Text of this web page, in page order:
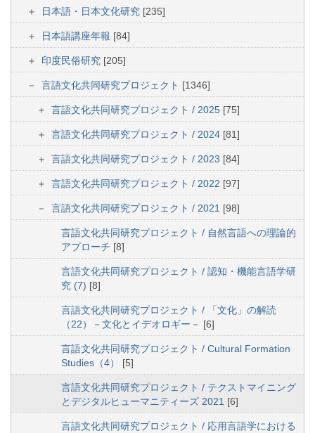
日本語・日本文化研究 [235]
日本語講座年報 [84]
印度民俗研究 [205]
言語文化共同研究プロジェクト [1346]
言語文化共同研究プロジェクト / 2025 [75]
言語文化共同研究プロジェクト / 2024 [81]
言語文化共同研究プロジェクト / 2023 [84]
言語文化共同研究プロジェクト / 2022 [97]
言語文化共同研究プロジェクト / 2021 [98]
言語文化共同研究プロジェクト / 自然言語への理論的
アプローチ [8]
言語文化共同研究プロジェクト / 認知・機能言語学研
究 (7) [8]
言語文化共同研究プロジェクト / 「文化」の解読
（22）－文化とイデオロギー－ [6]
言語文化共同研究プロジェクト / Cultural Formation
Studies（4） [5]
言語文化共同研究プロジェクト / テクストマイニング
とデジタルヒューマニティーズ 2021 [6]
言語文化共同研究プロジェクト / 応用言語学における